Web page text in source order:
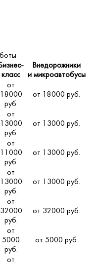
класс
Внедорожники
и микроавтобусы
от
18000
руб.
от 18000 руб.
от
13000
руб.
от 13000 руб.
от
11000
руб.
от 13000 руб.
от
13000
руб.
от 13000 руб.
от
32000
руб.
от 32000 руб.
от
5000
руб.
от 5000 руб.
от